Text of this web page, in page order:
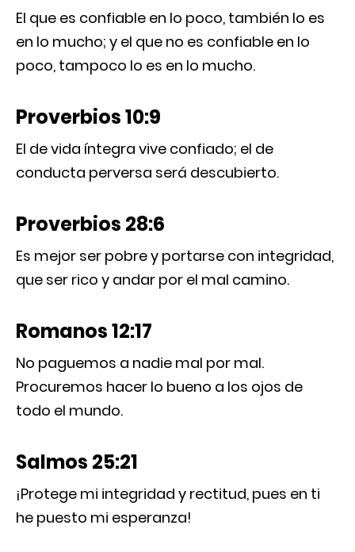
El que es confiable en lo poco, también lo es
en lo mucho; y el que no es confiable en lo
poco, tampoco lo es en lo mucho.
Proverbios 10:9
El de vida íntegra vive confiado; el de
conducta perversa será descubierto.
Proverbios 28:6
Es mejor ser pobre y portarse con integridad,
que ser rico y andar por el mal camino.
Romanos 12:17
No paguemos a nadie mal por mal.
Procuremos hacer lo bueno a los ojos de
todo el mundo.
Salmos 25:21
¡Protege mi integridad y rectitud, pues en ti
he puesto mi esperanza!